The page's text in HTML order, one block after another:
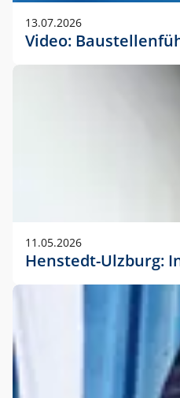
13.07.2026
Video:
11.05.2026
Henstedt-Ulzburg: